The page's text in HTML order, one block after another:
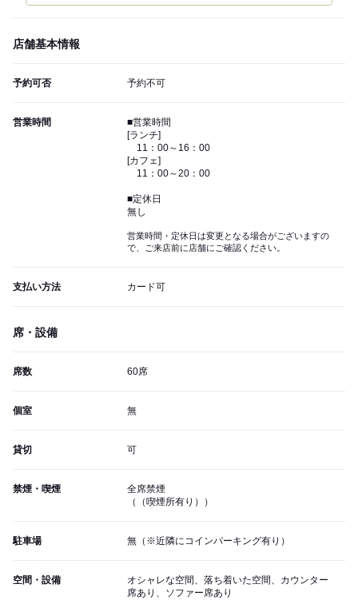
店舗基本情報
予約可否 予約不可
営業時間
■営業時間
[ランチ]
11：00～16：00
[カフェ]
11：00～20：00
■定休日
無し
営業時間・定休日は変更となる場合がございますの
で、ご来店前に店舗にご確認ください。
支払い方法 カード可
席・設備
席数 60席
個室 無
貸切 可
禁煙・喫煙
全席禁煙
（（喫煙所有り））
駐車場 無（※近隣にコインパーキング有り）
空間・設備
オシャレな空間、落ち着いた空間、カウンター
席あり、ソファー席あり